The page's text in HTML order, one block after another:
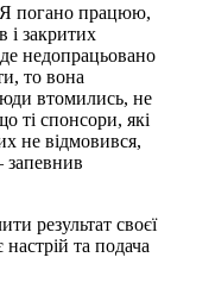
Я погано працюю,
і закритих
недопрацьовано
то вона
втомились, не
ті спонсори, які
не відмовився,
запевнив
результат своєї
та подача